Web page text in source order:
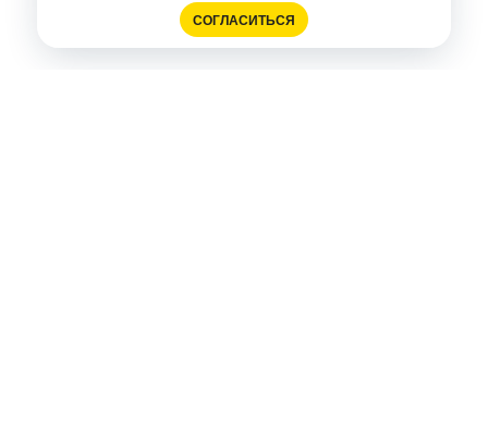
СОГЛАСИТЬСЯ